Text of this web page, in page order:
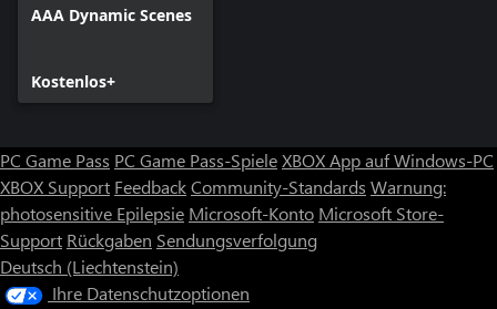
AAA Dynamic Scenes
Kostenlos+
PC Game Pass PC Game Pass-SpieleXBOX App auf Windows-PC
XBOX Support FeedbackCommunity-Standards Warnung:
photosensitive Epilepsie Microsoft-Konto Microsoft Store-
Support Rückgaben Sendungsverfolgung
Deutsch (Liechtenstein)
Ihre Datenschutzoptionen